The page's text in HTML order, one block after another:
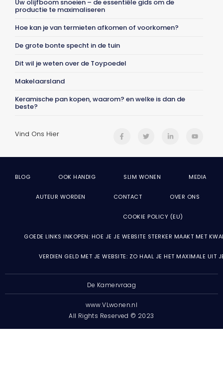
Uw olijfboom snoeien – de essentiële gids om de
productie te maximaliseren
Hoe kan je van termieten afkomen of voorkomen?
De grote bonte specht in de tuin
Dit wil je weten over de Toypoedel
Makelaarsland
Keramische pan kopen, waarom? en welke is dan de
beste?
Vind Ons Hier
BLOG OOK HANDIG SLIM WONEN MEDIA
AUTEUR WORDEN CONTACT OVER ONS
COOKIE POLICY (EU)
GOEDE LINKS INKOPEN: HOE JE JE WEBSITE STERKER MAAKT MET
VERDIEN GELD MET JE WEBSITE: ZO HAAL JE HET MAXIMALE UIT
De Kamervraag
www.VLwonen.nl
All Rights Reserved © 2023